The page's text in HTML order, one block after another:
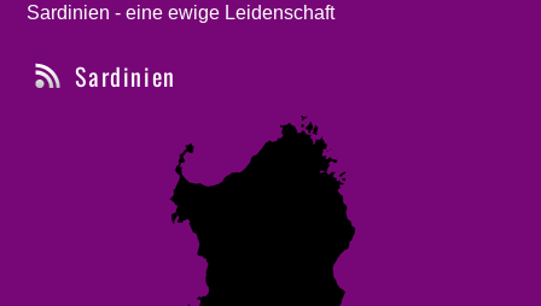
Sardinien - eine ewige Leidenschaft
Sardinien